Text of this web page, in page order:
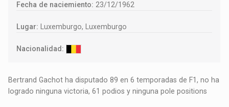
Fecha de naciemiento: 23/12/1962
Lugar: Luxemburgo, Luxemburgo
Nacionalidad:
Bertrand Gachot ha disputado 89 en 6 temporadas de F1, no ha
logrado ninguna victoria, 61 podios y ninguna pole positions